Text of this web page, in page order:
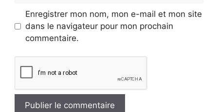
Enregistrer mon nom, mon e-mail et mon site
dans le navigateur pour mon prochain
commentaire.